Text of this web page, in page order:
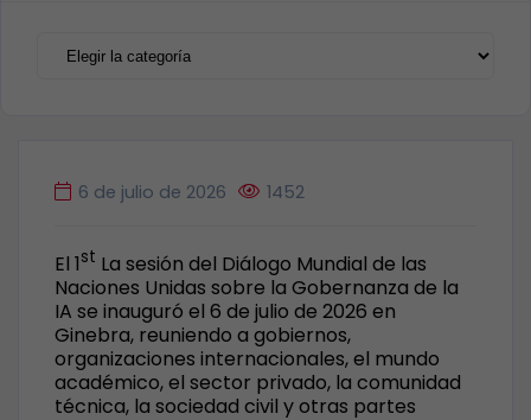
Categorías
6 de julio de 2026 1452
El 1st La sesión del Diálogo Mundial de las
Naciones Unidas sobre la Gobernanza de la
IA se inauguró el 6 de julio de 2026 en
Ginebra, reuniendo a gobiernos,
organizaciones internacionales, el mundo
académico, el sector privado, la comunidad
técnica, la sociedad civil y otras partes